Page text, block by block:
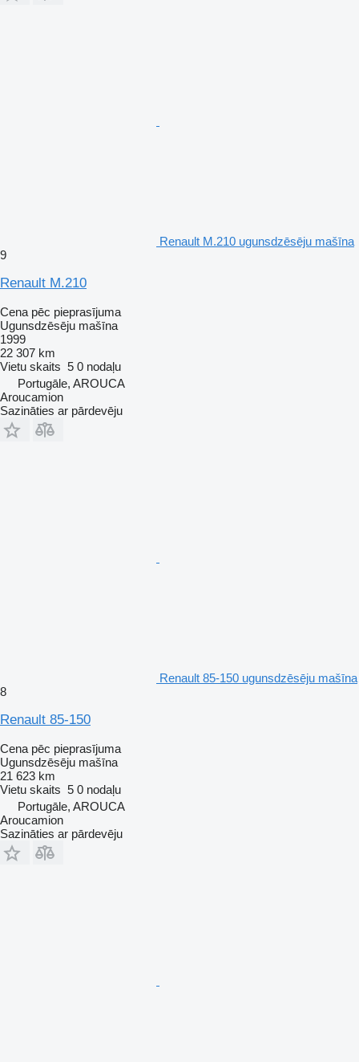
Renault M.210 ugunsdzēsēju mašīna
9
Renault M.210
Cena pēc pieprasījuma
Ugunsdzēsēju mašīna
1999
22 307 km
Vietu skaits 5 0 nodaļu
Portugāle, AROUCA
Aroucamion
Sazināties ar pārdevēju
Renault 85-150 ugunsdzēsēju mašīna
8
Renault 85-150
Cena pēc pieprasījuma
Ugunsdzēsēju mašīna
21 623 km
Vietu skaits 5 0 nodaļu
Portugāle, AROUCA
Aroucamion
Sazināties ar pārdevēju